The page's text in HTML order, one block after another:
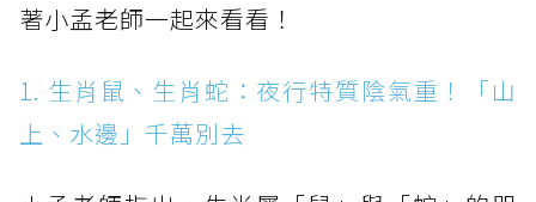
著小孟老師一起來看看！
1. 生肖鼠、生肖蛇：夜行特質陰氣重！「山
上、水邊」千萬別去